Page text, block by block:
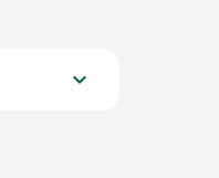
keyboard_arrow_down